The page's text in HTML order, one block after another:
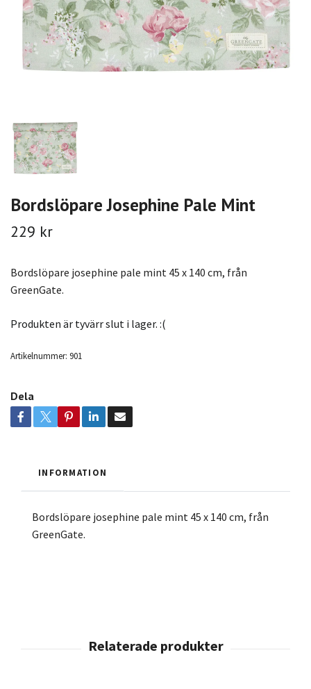
Bordslöpare Josephine Pale Mint
229 kr
Bordslöpare josephine pale mint 45 x 140 cm, från
GreenGate.
Produkten är tyvärr slut i lager. :(
Artikelnummer: 901
Dela
INFORMATION
Bordslöpare josephine pale mint 45 x 140 cm, från
GreenGate.